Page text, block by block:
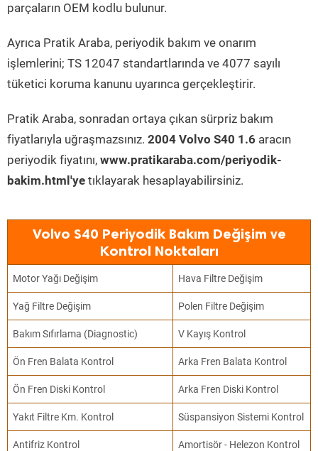
parçaların OEM kodlu bulunur.
Ayrıca Pratik Araba, periyodik bakım ve onarım
işlemlerini; TS 12047 standartlarında ve 4077 sayılı
tüketici koruma kanunu uyarınca gerçekleştirir.
Pratik Araba, sonradan ortaya çıkan sürpriz bakım
fiyatlarıyla uğraşmazsınız. 2004 Volvo S40 1.6 aracın
periyodik fiyatını, www.pratikaraba.com/periyodik-
bakim.html'ye tıklayarak hesaplayabilirsiniz.
Volvo S40 Periyodik Bakım Değişim ve
Kontrol Noktaları
Motor Yağı Değişim Hava Filtre Değişim
Yağ Filtre Değişim Polen Filtre Değişim
Bakım Sıfırlama (Diagnostic) V Kayış Kontrol
Ön Fren Balata Kontrol Arka Fren Balata Kontrol
Ön Fren Diski Kontrol Arka Fren Diski Kontrol
Yakıt Filtre Km. Kontrol Süspansiyon Sistemi Kontrol
Antifriz Kontrol Amortisör - Helezon Kontrol